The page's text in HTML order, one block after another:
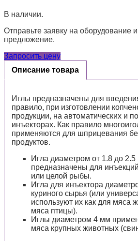
В наличии.
Отправьте заявку на оборудование
предложение.
Запросить цену
Описание товара
Иглы предназначены для
правило, при изготовлении
продукции, на автоматических и
инъекторах. Как правило
применяются для шприцевания
продуктов.
Игла диаметром от 1.8 до
предназначены для
или целой рыбы.
Игла для инъектора
куриного сырья (или
используют их как для мяса
мяса птицы).
Иглы диаметром 4 мм
мяса крупных животных